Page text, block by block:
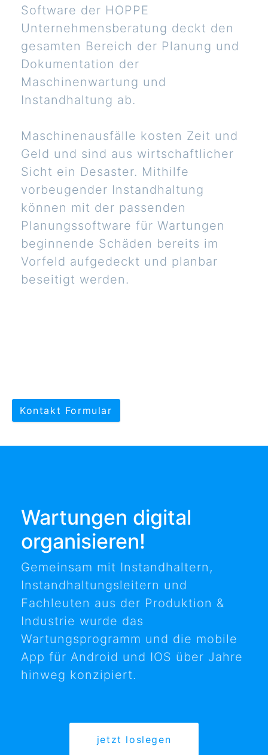
Software der HOPPE
Unternehmensberatung deckt den
gesamten Bereich der Planung und
Dokumentation der
Maschinenwartung und
Instandhaltung ab.
Maschinenausfälle kosten Zeit und
Geld und sind aus wirtschaftlicher
Sicht ein Desaster. Mithilfe
vorbeugender Instandhaltung
können mit der passenden
Planungssoftware für Wartungen
beginnende Schäden bereits im
Vorfeld aufgedeckt und planbar
beseitigt werden.
Kontakt Formular
Wartungen digital
organisieren!
Gemeinsam mit Instandhaltern,
Instandhaltungsleitern und
Fachleuten aus der Produktion &
Industrie wurde das
Wartungsprogramm und die mobile
App für Android und IOS über Jahre
hinweg konzipiert.
jetzt loslegen